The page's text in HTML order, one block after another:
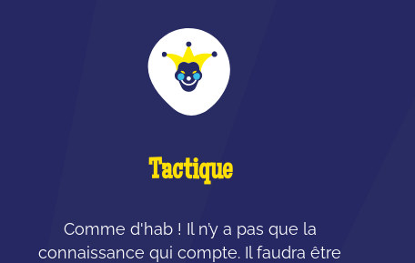
Tactique
Comme d'hab ! Il n’y a pas que la
connaissance qui compte. Il faudra être